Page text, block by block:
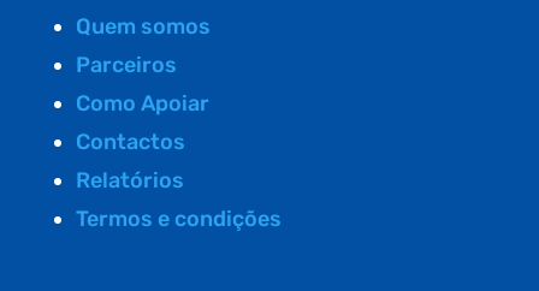
Quem somos
Parceiros
Como Apoiar
Contactos
Relatórios
Termos e condições